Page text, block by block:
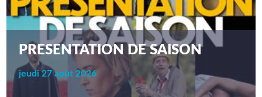
PRESENTATION DE SAISON
jeudi 27 août 2026